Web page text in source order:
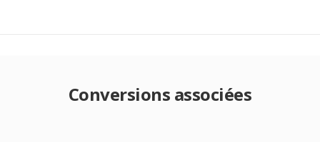
Conversions associées